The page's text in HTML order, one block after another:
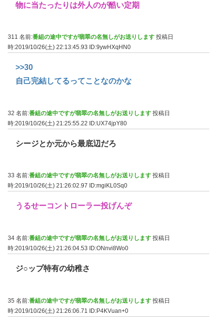
物に当たったりは外人のが酷い定期
311 名前:番組の途中ですが翡翠の名無しがお送りします 投稿日
時:2019/10/26(土) 22:13:45.93
ID:9ywHXqHN0
>>30
自己完結してるってことなのかな
32 名前:番組の途中ですが翡翠の名無しがお送りします 投稿日
時:2019/10/26(土) 21:25:55.22 ID:UX74jpY80
シージとか元から最底辺だろ
33 名前:番組の途中ですが翡翠の名無しがお送りします 投稿日
時:2019/10/26(土) 21:26:02.97
ID:mgiKL0Sq0
うるせーコントローラー投げんぞ
34 名前:番組の途中ですが翡翠の名無しがお送りします 投稿日
時:2019/10/26(土) 21:26:04.53
ID:ONnvi8Wo0
ジ○ップ特有の幼稚さ
35 名前:番組の途中ですが翡翠の名無しがお送りします 投稿日
時:2019/10/26(土) 21:26:06.71 ID:P4KVuan+0